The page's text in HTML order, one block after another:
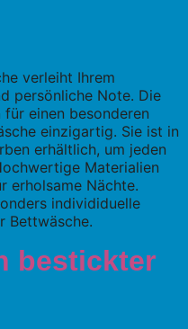
verleiht Ihrem
persönliche Note. Die
einen besonderen
einzigartig. Sie ist in
erhältlich, um jeden
Materialien
erholsame Nächte.
individiduelle
Bettwäsche.
bestickter